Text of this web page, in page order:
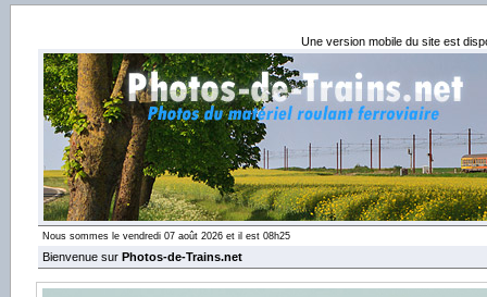
Une version mobile du site est
Nous sommes le vendredi 07 août 2026 et il est 08h25
Bienvenue sur Photos-de-Trains.net